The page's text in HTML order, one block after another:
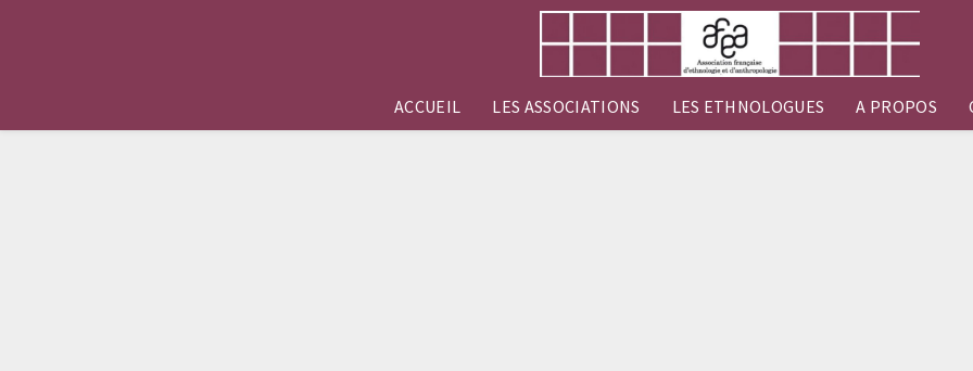
ACCUEIL LES ASSOCIATIONS LES ETHNOLOGUES A PROPOS